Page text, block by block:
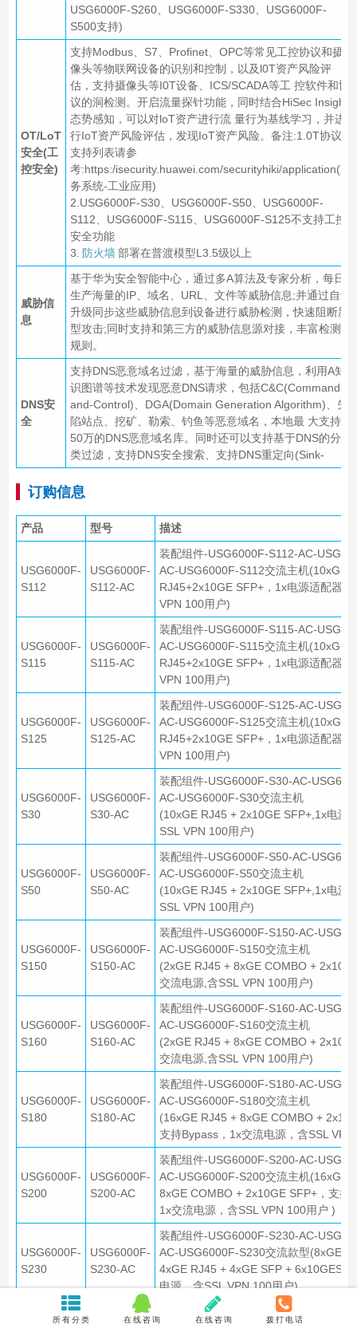
USG6000F-S260、USG6000F-S330、USG6000F-
S500支持)
OT/LoT
安全(工
控安全)
支持Modbus、S7、Profinet、OPC等常见工控协议和摄
像头等物联网设备的识别和控制，以及l0T资产风险评
估，支持摄像头等I0T设备、ICS/SCADA等工 控软件和协
议的洞检测。开启流量探针功能，同时结合HiSec Insight
态势感知，可以对loT资产进行流 量行为基线学习，并进
行IoT资产风险评估，发现IoT资产风险。备注:1.0T协议
支持列表请参
考:https:/isecurity.huawei.com/securityhiki/application(商
务系统-工业应用)
2.USG6000F-S30、USG6000F-S50、USG6000F-
S112、USG6000F-S115、USG6000F-S125不支持工控
安全功能
3. 防火墙 部署在普渡模型L3.5级以上
威胁信
息
基于华为安全智能中心，通过多A算法及专家分析，每日
生产海量的IP、域名、URL、文件等威胁信息;并通过自动
升级同步这些威胁信息到设备进行威胁检测，快速阻断新
型攻击;同时支持和第三方的威胁信息源对接，丰富检测
规则。
DNS安
全
支持DNS恶意域名过滤，基于海量的威胁信息，利用A知
识图谱等技术发现恶意DNS请求，包括C&C(Command-
and-Control)、DGA(Domain Generation Algorithm)、失
陷站点、挖矿、勒索、钓鱼等恶意域名，本地最 大支持
50万的DNS恶意域名库。同时还可以支持基于DNS的分
类过滤，支持DNS安全搜索、支持DNS重定向(Sink-
订购信息
产品 型号 描述
USG6000F-
S112
USG6000F-
S112-AC
装配组件-USG6000F-S112-AC-
AC-USG6000F-S112交流主机(10xGE
RJ45+2x10GE SFP+，1x电源适配器，
VPN 100用户)
USG6000F-
S115
USG6000F-
S115-AC
装配组件-USG6000F-S115-AC-
AC-USG6000F-S115交流主机(10xGE
RJ45+2x10GE SFP+，1x电源适配器，
VPN 100用户)
USG6000F-
S125
USG6000F-
S125-AC
装配组件-USG6000F-S125-AC-
AC-USG6000F-S125交流主机(10xGE
RJ45+2x10GE SFP+，1x电源适配器，
VPN 100用户)
USG6000F-
S30
USG6000F-
S30-AC
装配组件-USG6000F-S30-AC-
AC-USG6000F-S30交流主机
(10xGE RJ45 + 2x10GE SFP+,1x电源
SSL VPN 100用户)
USG6000F-
S50
USG6000F-
S50-AC
装配组件-USG6000F-S50-AC-
AC-USG6000F-S50交流主机
(10xGE RJ45 + 2x10GE SFP+,1x电源
SSL VPN 100用户)
USG6000F-
S150
USG6000F-
S150-AC
装配组件-USG6000F-S150-AC-
AC-USG6000F-S150交流主机
(2xGE RJ45 + 8xGE COMBO +
交流电源,含SSL VPN 100用户)
USG6000F-
S160
USG6000F-
S160-AC
装配组件-USG6000F-S160-AC-
AC-USG6000F-S160交流主机
(2xGE RJ45 + 8xGE COMBO +
交流电源,含SSL VPN 100用户)
USG6000F-
S180
USG6000F-
S180-AC
装配组件-USG6000F-S180-AC-
AC-USG6000F-S180交流主机
(16xGE RJ45 + 8xGE COMBO +
支持Bypass，1x交流电源，含SSL
USG6000F-
S200
USG6000F-
S200-AC
装配组件-USG6000F-S200-AC-
AC-USG6000F-S200交流主机(16xGE
8xGE COMBO + 2x10GE SFP+，支持
1x交流电源，含SSL VPN 100用户 )
USG6000F-
S230
USG6000F-
S230-AC
装配组件-USG6000F-S230-AC-
AC-USG6000F-S230交流款型(8xGE
4xGE RJ45 + 4xGE SFP +
电源，含SSL VPN 100用户)
装配组件-USG6000F-S260-AC-
所有分类 在线咨询 在线咨询 拨打电话